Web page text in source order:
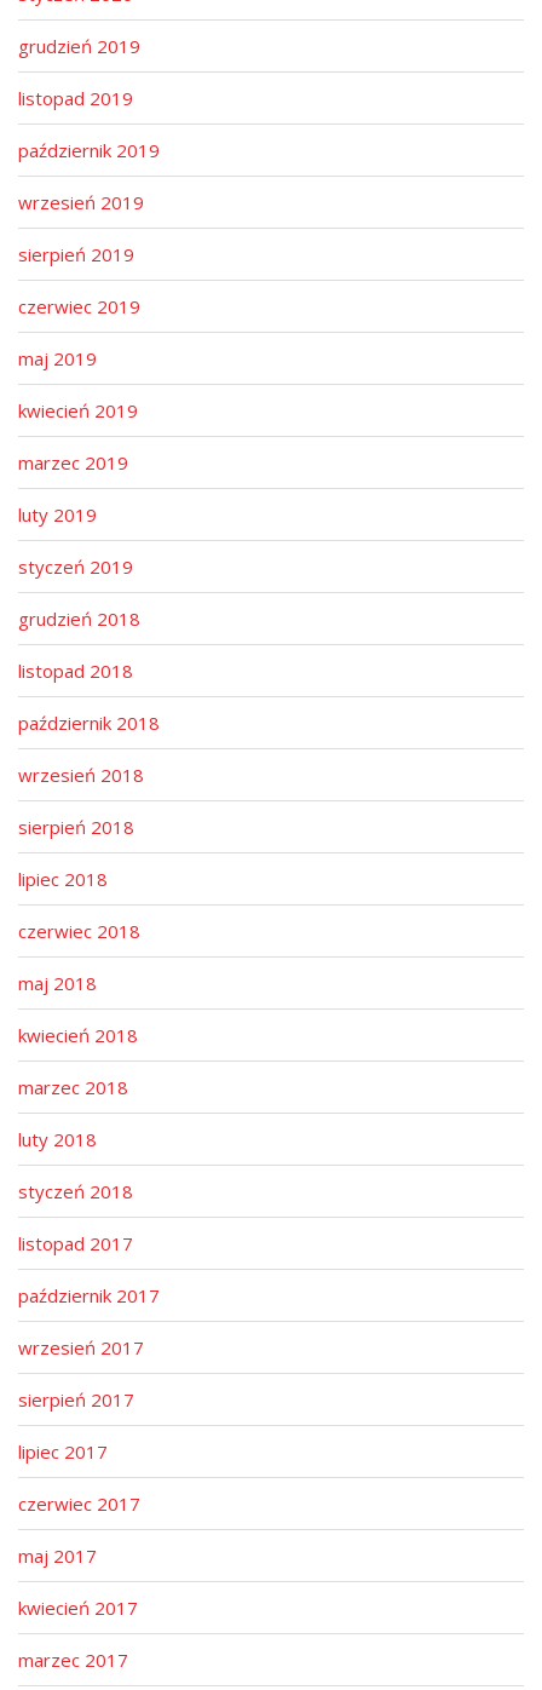
grudzień 2019
listopad 2019
październik 2019
wrzesień 2019
sierpień 2019
czerwiec 2019
maj 2019
kwiecień 2019
marzec 2019
luty 2019
styczeń 2019
grudzień 2018
listopad 2018
październik 2018
wrzesień 2018
sierpień 2018
lipiec 2018
czerwiec 2018
maj 2018
kwiecień 2018
marzec 2018
luty 2018
styczeń 2018
listopad 2017
październik 2017
wrzesień 2017
sierpień 2017
lipiec 2017
czerwiec 2017
maj 2017
kwiecień 2017
marzec 2017